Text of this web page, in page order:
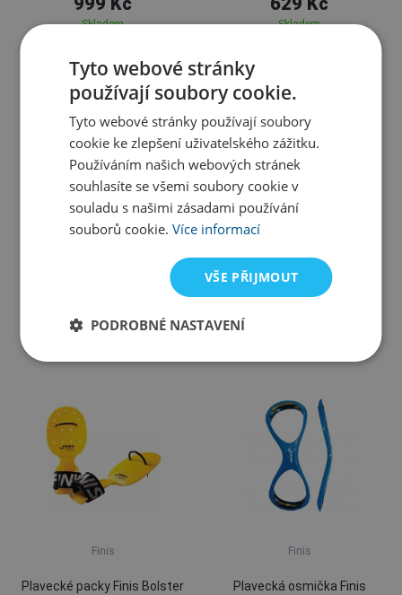
Skladem Skladem
Mad Wave
Mad Wave Grabber Paddles
499 Kč
Speedo Power Plus Paddle
Finis
Plavecké packy Finis Bolster
Finis
Plavecká osmička Finis
Tyto webové stránky
používají soubory cookie.
Tyto webové stránky používají soubory
cookie ke zlepšení uživatelského zážitku.
Používáním našich webových stránek
souhlasíte se všemi soubory cookie v
souladu s našimi zásadami používání
souborů cookie.Více informací
VŠE PŘIJMOUT
PODROBNÉ NASTAVENÍ